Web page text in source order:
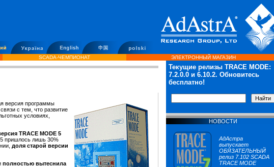
SCADA-ЧЕМПИОНАТ ЭЛЕКТРОННЫЙ МАГАЗИН
версия программы
с тем, что развитие
условиях,
TRACE MODE 5
пришлось лишь 30%
доля старой версии
полностью вытеснила
Текущие релизы TRACE MODE:
7.2.0.0 и 6.10.2. Обновитесь
бесплатно!
НОВОСТИ
АдАстра
выпускает
ОБЯЗАТЕЛЬНЫЙ
релиз 7.102 SCADA
TRACE MODE